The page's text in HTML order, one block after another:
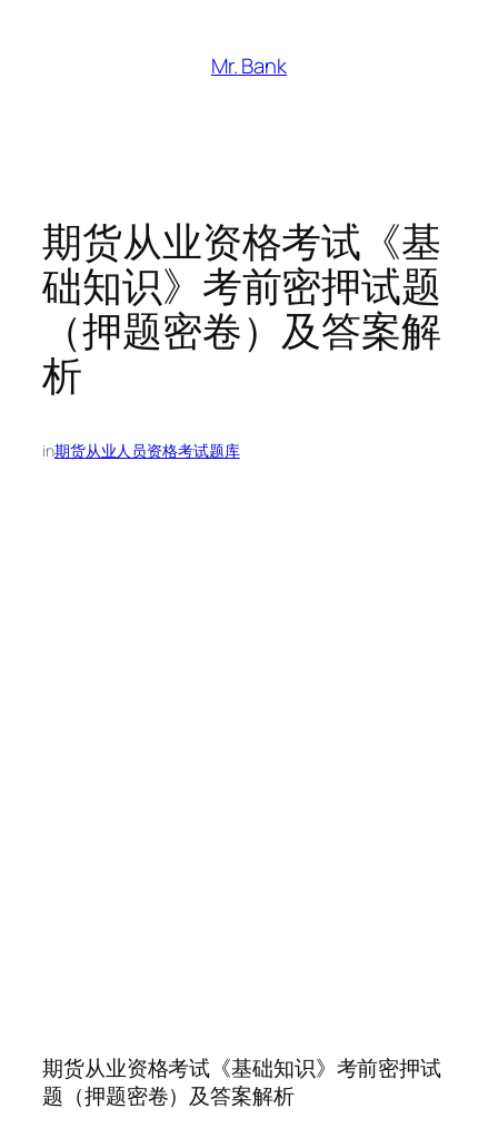
Mr. Bank
期货从业资格考试《基
础知识》考前密押试题
（押题密卷）及答案解
析
in期货从业人员资格考试题库
期货从业资格考试《基础知识》考前密押试
题（押题密卷）及答案解析